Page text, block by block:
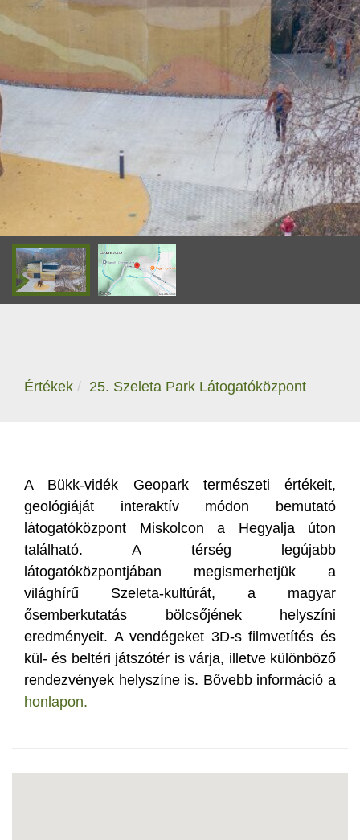
Értékek 25. Szeleta Park Látogatóközpont
A Bükk-vidék Geopark természeti értékeit,
geológiáját interaktív módon bemutató
látogatóközpont Miskolcon a Hegyalja úton
található. A térség legújabb
látogatóközpontjában megismerhetjük a
világhírű Szeleta-kultúrát, a magyar
ősemberkutatás bölcsőjének helyszíni
eredményeit. A vendégeket 3D-s filmvetítés és
kül- és beltéri játszótér is várja, illetve különböző
rendezvények helyszíne is. Bővebb információ a
honlapon.